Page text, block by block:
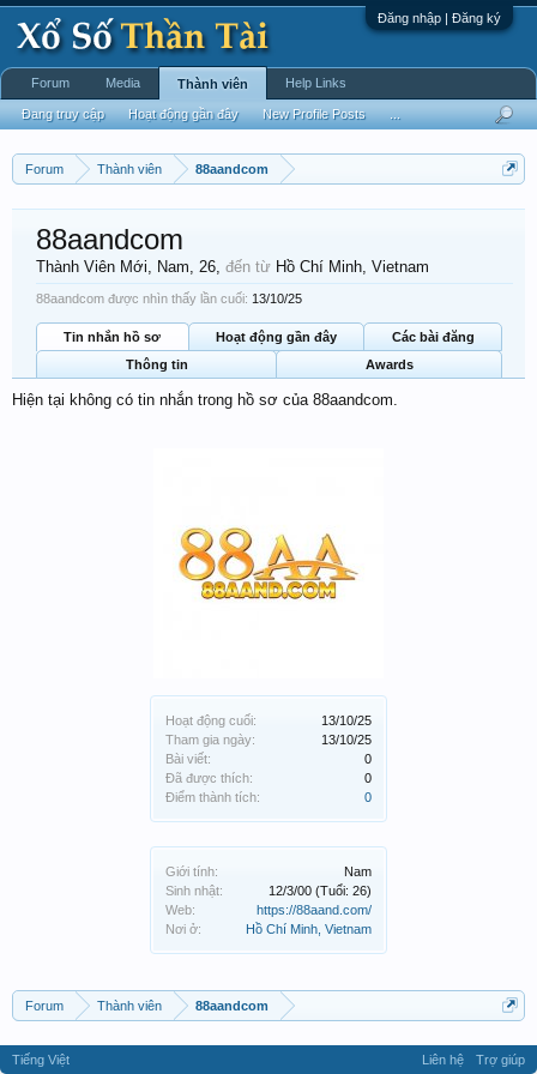
Đăng nhập | Đăng ký
Forum Thành viên 88aandcom
Hoạt động cuối:
13/10/25
Tham gia ngày:
13/10/25
Bài viết:
0
Đã được thích:
0
Điểm thành tích:
0
Giới tính:
Nam
Sinh nhật:
12/3/00 (Tuổi: 26)
Web:
https://88aand.com/
Nơi ở:
Hồ Chí Minh, Vietnam
88aandcom
Thành Viên Mới, Nam, 26, đến từ Hồ Chí Minh, Vietnam
88aandcom được nhìn thấy lần cuối: 13/10/25
Tin nhắn hồ sơ Hoạt động gần đây
Các bài đăng
Thông tin
Awards
Hiện tại không có tin nhắn trong hồ sơ của 88aandcom.
Forum Thành viên 88aandcom
Forum Media Thành viên
Đang truy cập Hoạt động gần đây New Profile Posts
Help Links
Tiếng Việt Liên hệ Trợ giúp